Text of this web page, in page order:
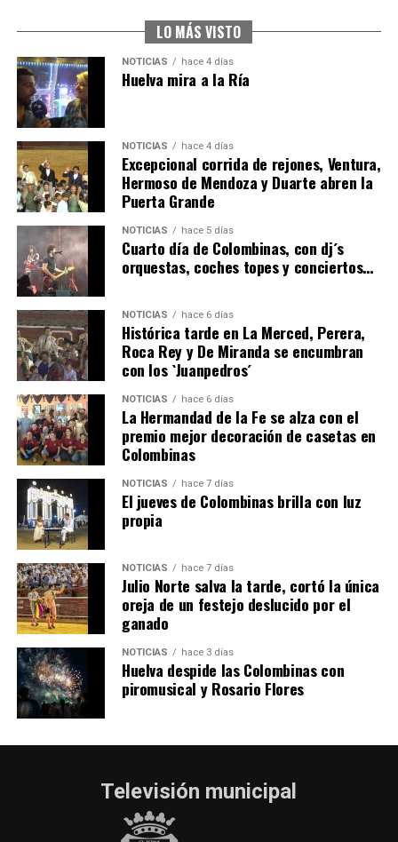
4º DÍA DE LAS FIESTAS COLOMBINAS 2026
hace 5 días Huelvatv
SEXTA CORRIDA DE LAS FIESTAS COLOMBINAS
2026
hace 3 días· Huelvatv
LO MÁS VISTO
NOTICIAS hace 4 días
Huelva mira a la Ría
NOTICIAS hace 4 días
Excepcional corrida de rejones, Ventura,
Hermoso de Mendoza y Duarte abren la
Puerta Grande
NOTICIAS hace 5 días
Cuarto día de Colombinas, con dj´s
orquestas, coches topes y conciertos…
NOTICIAS hace 6 días
Histórica tarde en La Merced, Perera,
Roca Rey y De Miranda se encumbran
con los `Juanpedros´
NOTICIAS hace 6 días
La Hermandad de la Fe se alza con el
premio mejor decoración de casetas en
Colombinas
NOTICIAS hace 7 días
El jueves de Colombinas brilla con luz
propia
NOTICIAS hace 7 días
Julio Norte salva la tarde, cortó la única
oreja de un festejo deslucido por el
ganado
NOTICIAS hace 3 días
Huelva despide las Colombinas con
piromusical y Rosario Flores
Televisión municipal